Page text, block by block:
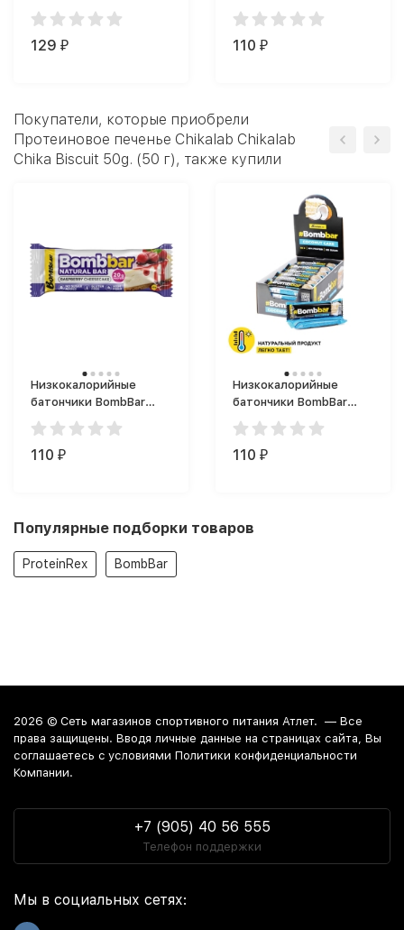
129 ₽
(40 г)
110 ₽
Покупатели, которые приобрели
Протеиновое печенье Chikalab Chikalab
Chika Biscuit 50g. (50 г), также купили
Низкокалорийные
батончики BombBar
Protein Bar (60 г)
110 ₽
Низкокалорийные
батончики BombBar
Батончик
110 ₽
Популярные подборки товаров
ProteinRex BombBar
2026 © Сеть магазинов спортивного питания Атлет. — Все
права защищены. Вводя личные данные на страницах сайта, Вы
соглашаетесь c условиями Политики конфиденциальности
Компании.
+7 (905) 40 56 555
Телефон поддержки
Мы в социальных сетях: